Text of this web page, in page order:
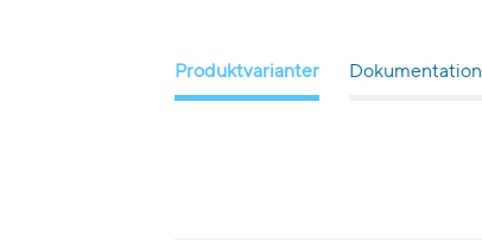
Produktvarianter Dokumentation